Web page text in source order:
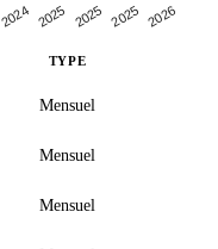
2024 2025 2025 2025 2026
TYPE
Mensuel
Mensuel
Mensuel